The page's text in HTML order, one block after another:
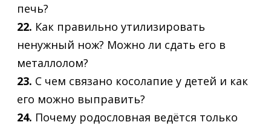
печь?
22. Как правильно утилизировать
ненужный нож? Можно ли сдать его в
металлолом?
23. С чем связано косолапие у детей и как
его можно выправить?
24. Почему родословная ведётся только